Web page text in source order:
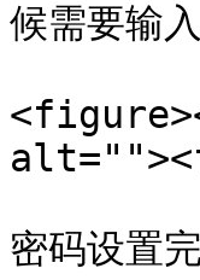
候需要输
密码设置